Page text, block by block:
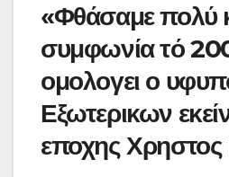
«Φθάσαμε πολύ
συμφωνία τό
ομολογει ο
Εξωτερικων
εποχης Χρηστος